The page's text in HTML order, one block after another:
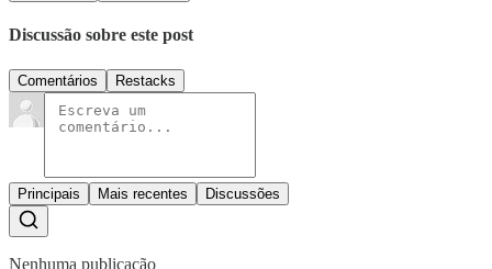
Discussão sobre este post
Comentários Restacks
Principais Mais recentes Discussões
Nenhuma publicação